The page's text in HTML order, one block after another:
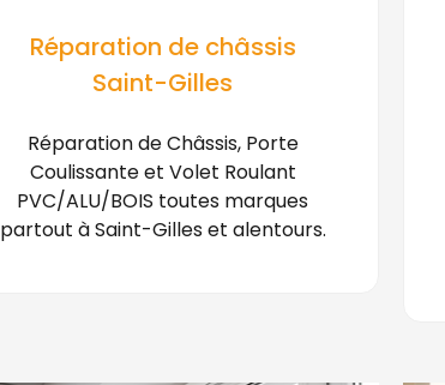
Réparation de châssis
Saint-Gilles
Réparation de Châssis, Porte
Coulissante et Volet Roulant
PVC/ALU/BOIS toutes marques
partout à Saint-Gilles et alentours.